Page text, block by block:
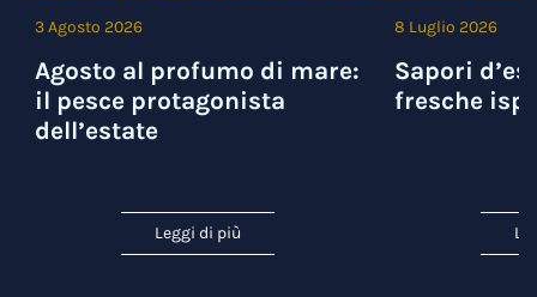
3 Agosto 2026
Agosto al profumo di mare:
il pesce protagonista
dell’estate
Leggi di più
8 Luglio 2026
Sapori
fresche